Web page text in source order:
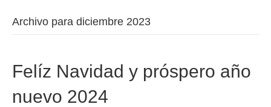
Archivo para diciembre 2023
Felíz Navidad y próspero año
nuevo 2024